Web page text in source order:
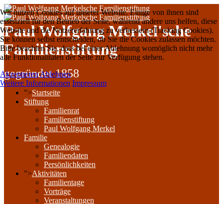
Paul Wolfgang Merkel'sche
Familienstiftung
gegründet 1858
">Startseite
Stiftung
Familienrat
Familienstiftung
Paul Wolfgang Merkel
Familie
Genealogie
Familiendaten
Persönlichkeiten
">Aktivitäten
Familientage
Vorträge
Veranstaltungen
Wir nutzen Cookies auf unserer Website. Einige von ihnen sind
essenziell für den Betrieb der Seite, während andere uns helfen, diese
Website und die Nutzererfahrung zu verbessern (Tracking Cookies).
Sie können selbst entscheiden, ob Sie die Cookies zulassen möchten.
Bitte beachten Sie, dass bei einer Ablehnung womöglich nicht mehr
alle Funktionalitäten der Seite zur Verfügung stehen.
AkzeptierenAblehnen
Weitere Informationen Impressum